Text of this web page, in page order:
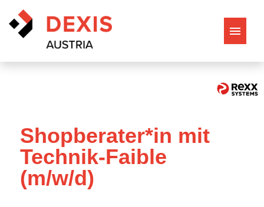
Entdecke DEXIS Austria
Philosophie & Werte
Shopberater*in mit
Technik-Faible
(m/w/d)